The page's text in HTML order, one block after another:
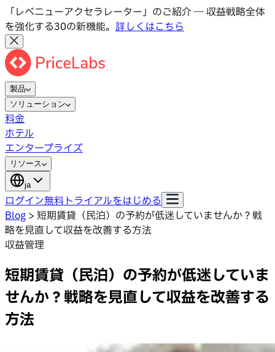
「レベニューアクセラレーター」のご紹介 ― 収益戦略全体
を強化する30の新機能。 詳しくはこちら
製品
ソリューション
料金
ホテル
エンタープライズ
リソース
ja
ログイン無料トライアルをはじめる
Blog > 短期賃貸（民泊）の予約が低迷していませんか？戦
略を見直して収益を改善する方法
収益管理
短期賃貸（民泊）の予約が低迷していま
せんか？戦略を見直して収益を改善する
方法